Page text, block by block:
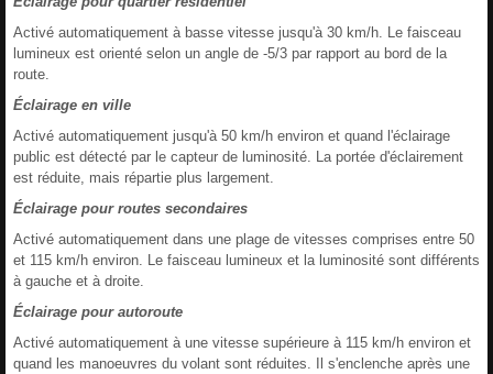
Activé automatiquement à basse vitesse jusqu'à 30 km/h. Le faisceau
lumineux est orienté selon un angle de -5/3 par rapport au bord de la
route.
Éclairage en ville
Activé automatiquement jusqu'à 50 km/h environ et quand l'éclairage
public est détecté par le capteur de luminosité. La portée d'éclairement
est réduite, mais répartie plus largement.
Éclairage pour routes secondaires
Activé automatiquement dans une plage de vitesses comprises entre 50
et 115 km/h environ. Le faisceau lumineux et la luminosité sont différents
à gauche et à droite.
Éclairage pour autoroute
Activé automatiquement à une vitesse supérieure à 115 km/h environ et
quand les manoeuvres du volant sont réduites. Il s'enclenche après une